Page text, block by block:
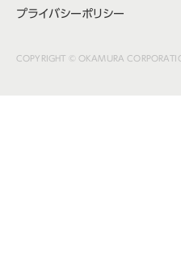
プライバシーポリシー
COPYRIGHT © OKAMURA